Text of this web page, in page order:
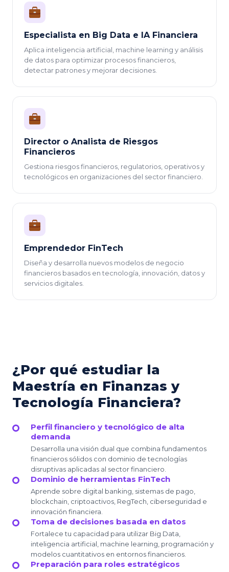
Especialista en Big Data e IA Financiera
Aplica inteligencia artificial, machine learning y análisis
de datos para optimizar procesos financieros,
detectar patrones y mejorar decisiones.
Director o Analista de Riesgos
Financieros
Gestiona riesgos financieros, regulatorios, operativos y
tecnológicos en organizaciones del sector financiero.
Emprendedor FinTech
Diseña y desarrolla nuevos modelos de negocio
financieros basados en tecnología, innovación, datos y
servicios digitales.
¿Por qué estudiar la
Maestría en Finanzas y
Tecnología Financiera?
Perfil financiero y tecnológico de alta
demanda
Desarrolla una visión dual que combina fundamentos
financieros sólidos con dominio de tecnologías
disruptivas aplicadas al sector financiero.
Dominio de herramientas FinTech
Aprende sobre digital banking, sistemas de pago,
blockchain, criptoactivos, RegTech, ciberseguridad e
innovación financiera.
Toma de decisiones basada en datos
Fortalece tu capacidad para utilizar Big Data,
inteligencia artificial, machine learning, programación y
modelos cuantitativos en entornos financieros.
Preparación para roles estratégicos